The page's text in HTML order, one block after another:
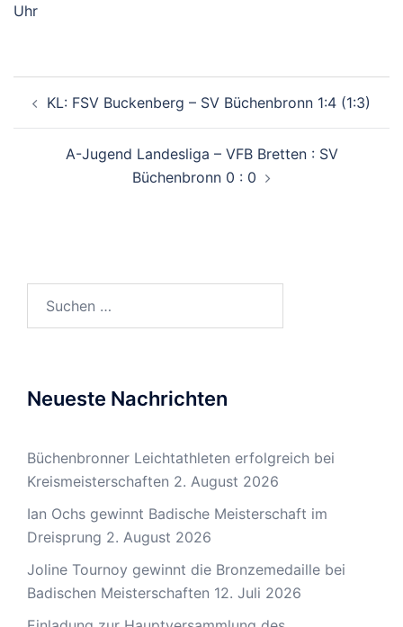
Uhr
KL: FSV Buckenberg – SV Büchenbronn 1:4 (1:3)
A-Jugend Landesliga – VFB Bretten : SV
Büchenbronn 0 : 0
Neueste Nachrichten
Büchenbronner Leichtathleten erfolgreich bei
Kreismeisterschaften 2. August 2026
Ian Ochs gewinnt Badische Meisterschaft im
Dreisprung 2. August 2026
Joline Tournoy gewinnt die Bronzemedaille bei
Badischen Meisterschaften 12. Juli 2026